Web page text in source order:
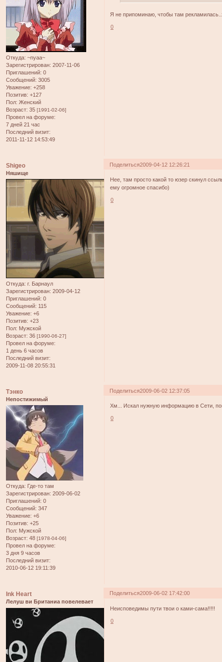
Откуда: ~nyaa~
Зарегистрирован: 2007-11-06
Приглашений: 0
Сообщений: 3005
Уважение: +258
Позитив: +127
Пол: Женский
Возраст: 35 [1991-02-06]
Провел на форуме:
7 дней 21 час
Последний визит:
2011-11-12 14:53:49
Я не припоминаю, чтобы там
0
Поделиться2009-04-12 12:26:21
Shigeo
Няшище
Откуда: г. Барнаул
Зарегистрирован: 2009-04-12
Приглашений: 0
Сообщений: 115
Уважение: +6
Позитив: +23
Пол: Мужской
Возраст: 36 [1990-06-27]
Провел на форуме:
1 день 6 часов
Последний визит:
2009-11-08 20:55:31
Нее, там просто какой то юзер скинул
ему огромное спасибо)
0
Поделиться2009-06-02 12:37:05
Тэнко
Непостижимый
Откуда: Где-то там
Зарегистрирован: 2009-06-02
Приглашений: 0
Сообщений: 347
Уважение: +6
Позитив: +25
Пол: Мужской
Возраст: 48 [1978-04-06]
Провел на форуме:
3 дня 9 часов
Последний визит:
2010-06-12 19:11:39
Хм... Искал нужную информацию в Сети,
0
Поделиться2009-06-02 17:42:00
Ink Heart
Лелуш ви Британиа повелевает
Неисповедимы пути твои о ками-сама!!!!!
0